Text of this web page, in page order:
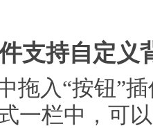
支持自定义
拖入“按钮”
一栏中，可